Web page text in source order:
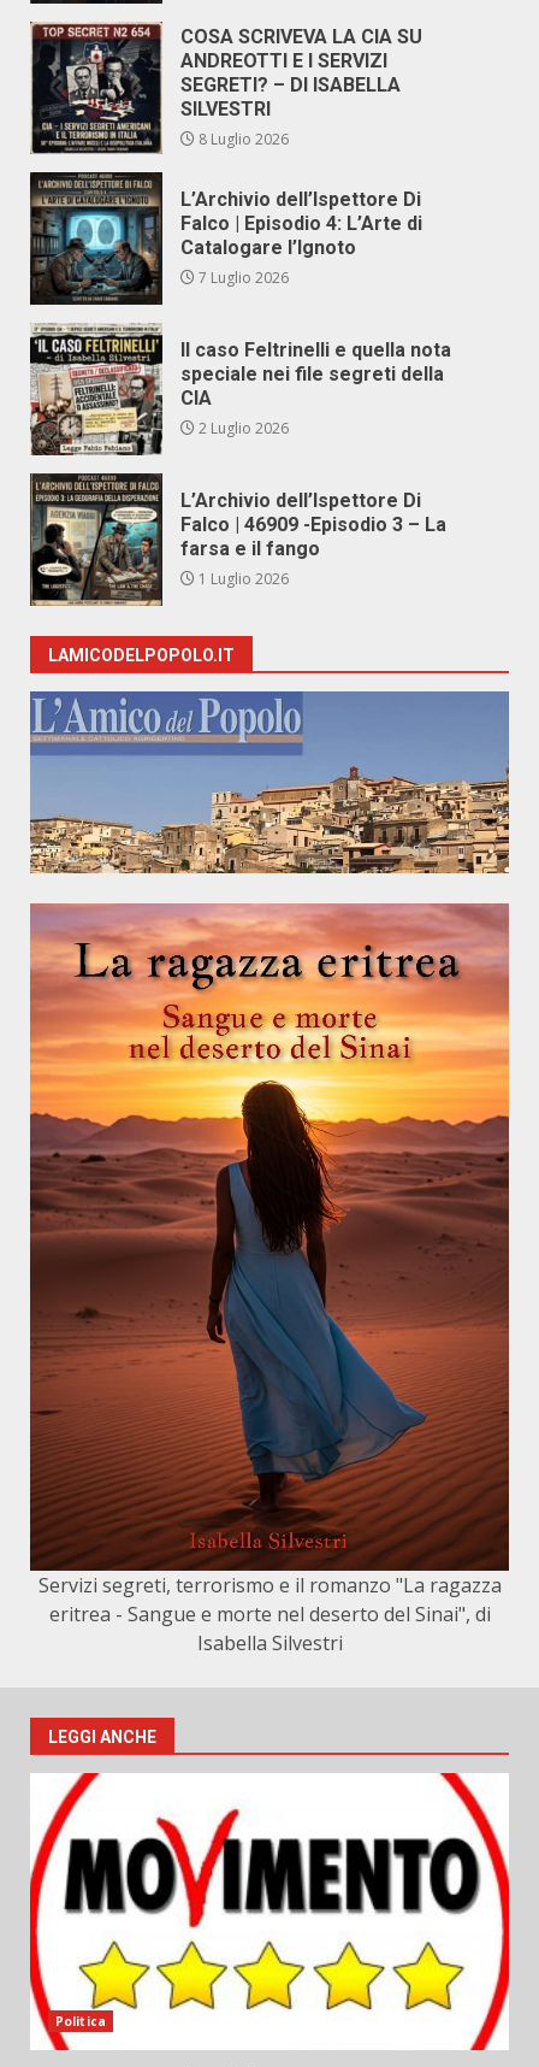
COSA SCRIVEVA LA CIA SU
ANDREOTTI E I SERVIZI
SEGRETI? – DI ISABELLA
SILVESTRI
8 Luglio 2026
L’Archivio dell’Ispettore Di
Falco | Episodio 4: L’Arte di
Catalogare l’Ignoto
7 Luglio 2026
Il caso Feltrinelli e quella nota
speciale nei file segreti della
CIA
2 Luglio 2026
L’Archivio dell’Ispettore Di
Falco | 46909 -Episodio 3 – La
farsa e il fango
1 Luglio 2026
LAMICODELPOPOLO.IT
Servizi segreti, terrorismo e il romanzo "La ragazza
eritrea - Sangue e morte nel deserto del Sinai", di
Isabella Silvestri
LEGGI ANCHE
Politica